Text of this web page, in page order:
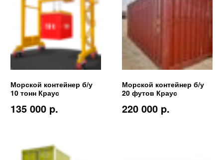
Морской контейнер б/у
10 тонн Краус
135 000 p.
Морской контейнер б/у
20 футов Краус
220 000 p.